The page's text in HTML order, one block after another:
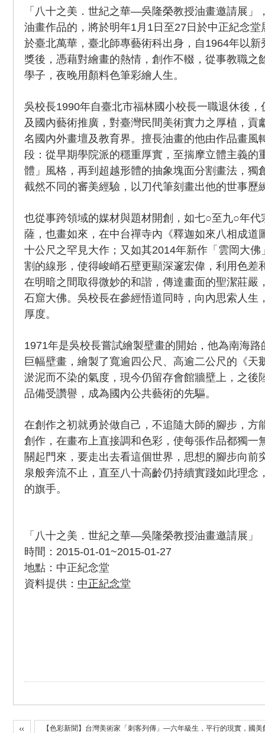
「八十之美．世紀之華—吳隆榮教授油畫邀請展」
油畫作品的，將於明年1月1日至27日於中正紀念
於臺北萬華，臺北師專藝術科出身，自1964年以
獎後，憑藉對繪畫的熱情，創作不輟，從事教職之
學子，夜晚用顏料色筆彩繪人生。
吳校長1990年自臺北市福林國小校長一職退休後
及國內藝術推廣，對臺灣民間美術實力之厚植，貢
名國內外畫壇及教育界。擅長油畫的他由作品畫風
段：從早期學院派的穩重厚實，至揣摩立體主義的
體」風格，再到超越形體的抽象塊面分割畫法，獨
截然不同的審美經驗，以刀代筆刻畫出他的世事歷
也從事跨領域的媒材與題材開創，如七○至九○年
薩，也畫如來，在中台禪寺內《釋迦如來八相成道
十公尺之罕見大作；又如其2014年新作「雲岡大
割的線形，使得峻峭石壁更顯深邃宏偉，利用色差
在明暗之間取得微妙的和諧，傳達畫面的聖潔莊嚴
石窟大佛。吳校長在參經悟道同時，向內思索人生
厚度。
1971年是吳校長嘗試繪製壁畫的開始，他為南海
巨幅壁畫，繪製了寬逾四公尺、高逾二公尺的《天
淤泥而不染的氣度，現今仍留存會館牆壁上，之後
品備受讚譽，成為國內公共藝術的先驅。
在創作之初就勇於做自己，不追隨大師的腳步，方
創作，在畫布上直接調和色彩，使每張作品都獨一
關起門來，要走出去看這個世界，思想的腳步向前
泉般奔流不止，直至八十高齡仍持續實踐如此理念
的旗手。
「八十之美．世紀之華—吳隆榮教授油畫邀請展」
時間：2015-01-01~2015-01-27
地點：中正紀念堂
資料提供： 中正紀念堂
【色彩新聞】台灣美術家「刺客列傳」—六年級生，平行的現實，國美